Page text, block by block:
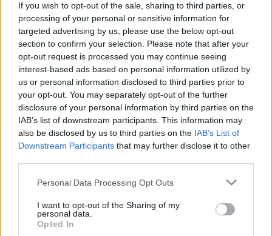
If you wish to opt-out of the sale, sharing to third parties, or
processing of your personal or sensitive information for
targeted advertising by us, please use the below opt-out
section to confirm your selection. Please note that after your
opt-out request is processed you may continue seeing
interest-based ads based on personal information utilized by
us or personal information disclosed to third parties prior to
your opt-out. You may separately opt-out of the further
disclosure of your personal information by third parties on the
IAB’s list of downstream participants. This information may
also be disclosed by us to third parties on the IAB’s List of
Downstream Participants that may further disclose it to other
Please note that this website/app uses one or more Google
not limited to your visit or usage behaviour. You may click to
grant or deny consent to Google and its third-party tags to
use your data for below specified purposes in below Google
Personal Data Processing Opt Outs
I want to opt-out of the Sharing of my
personal data.
Opted In
munkakör is megváltozik. Ez nemcsak nagy
energiaráfordítást igényel, hanem számtalan
lemondással is járhat. Megváltozik az a környezet,
amiben el kell igazodnunk. A bizonytalanság
elviselésében, a változásokhoz való
alkalmazkodásban nagy egyéni különbségek
mutatkozhatnak. A digitális megoldások
átláthatóbbá tudják tenni a folyamatokat,
egyszerűsíthetik a kapcsolattartást. Összességében
lehetőséget jelenthetnek valami másra, valami újra.